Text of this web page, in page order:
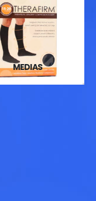
MEDIAS